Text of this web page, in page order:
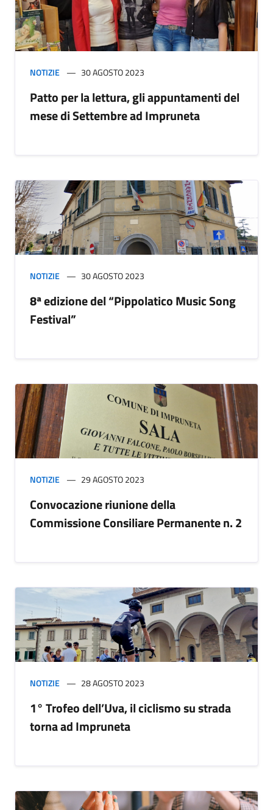
NOTIZIE 30 AGOSTO 2023
Patto per la lettura, gli appuntamenti del
mese di Settembre ad Impruneta
NOTIZIE 30 AGOSTO 2023
8ª edizione del “Pippolatico Music Song
Festival”
NOTIZIE 29 AGOSTO 2023
Convocazione riunione della
Commissione Consiliare Permanente n. 2
NOTIZIE 28 AGOSTO 2023
1° Trofeo dell’Uva, il ciclismo su strada
torna ad Impruneta